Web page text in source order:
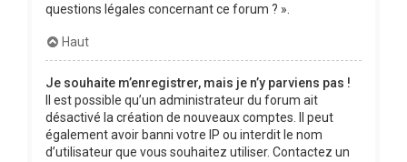
questions légales concernant ce forum ? ».
Haut
Je souhaite m’enregistrer, mais je n’y parviens pas !
Il est possible qu’un administrateur du forum ait
désactivé la création de nouveaux comptes. Il peut
également avoir banni votre IP ou interdit le nom
d’utilisateur que vous souhaitez utiliser. Contactez un